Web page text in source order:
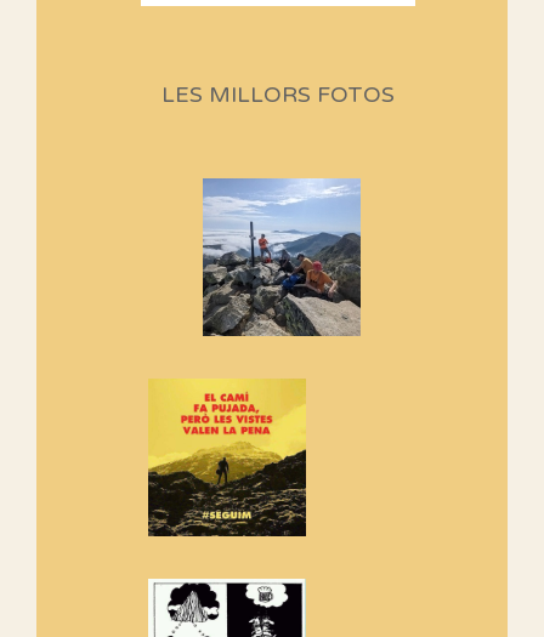
Si no podem caminar, alguna
cosa hem de fer...
Els Centpeus signen el
Manifest a favor dels Camins
adhereix-te al manifest!
Rebem un diploma dels
Amics de Sant Aniol d'Aguja
Els Centpeus estem implicats
de l'entorn de Sant Aniol
LES MILLORS FOTOS